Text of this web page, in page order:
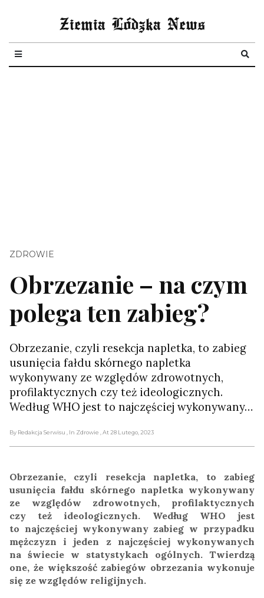
Ziemia Lódzka News
ZDROWIE
Obrzezanie – na czym
polega ten zabieg?
Obrzezanie, czyli resekcja napletka, to zabieg
usunięcia fałdu skórnego napletka
wykonywany ze względów zdrowotnych,
profilaktycznych czy też ideologicznych.
Według WHO jest to najczęściej wykonywany…
By Redakcja Serwisu , In Zdrowie , At 28 Lutego, 2023
Obrzezanie, czyli resekcja napletka, to zabieg
usunięcia fałdu skórnego napletka wykonywany
ze względów zdrowotnych, profilaktycznych
czy też ideologicznych. Według WHO jest
to najczęściej wykonywany zabieg w przypadku
mężczyzn i jeden z najczęściej wykonywanych
na świecie w statystykach ogólnych. Twierdzą
one, że większość zabiegów obrzezania wykonuje
się ze względów religijnych.